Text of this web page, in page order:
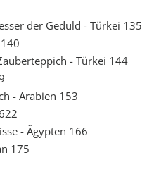
der Geduld - Türkei 135
- Türkei 144
- Arabien 153
- Ägypten 166
175